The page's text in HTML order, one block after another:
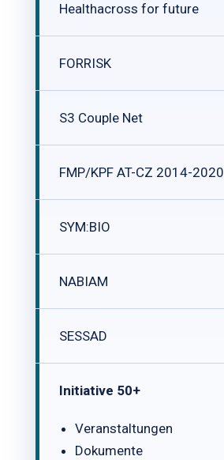
Healthacross for future
FORRISK
S3 Couple Net
FMP/KPF AT-CZ 2014-2020
SYM:BIO
NABIAM
SESSAD
Initiative 50+
Veranstaltungen
Dokumente